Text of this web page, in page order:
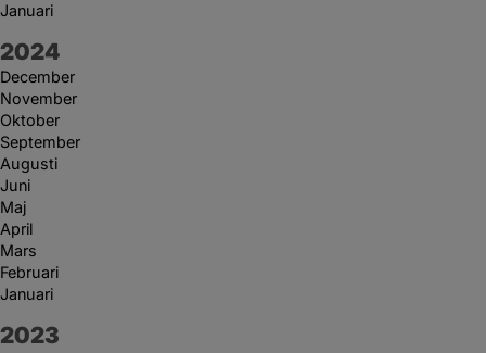
Januari
År:
2024
December
November
Oktober
September
Augusti
Juni
Maj
April
Mars
Februari
Januari
År:
2023